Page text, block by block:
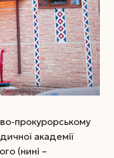
прокурорському
академії
(нині –